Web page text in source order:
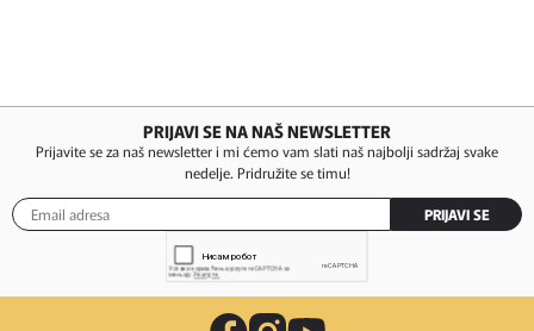
PRIJAVI SE NA NAŠ NEWSLETTER
Prijavite se za naš newsletter i mi ćemo vam slati naš najbolji sadržaj svake
nedelje. Pridružite se timu!
PRIJAVI SE